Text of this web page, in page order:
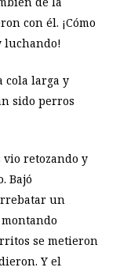
con él. ¡Cómo
luchando!
cola larga y
sido perros
retozando y
Bajó
un
se metieron
Y el